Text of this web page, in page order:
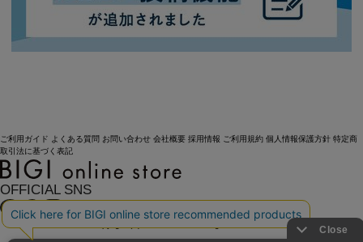
ご利用ガイド よくある質問 お問い合わせ 会社概要 採用情報 ご利用規約 個人情報保護方針 特定商
取引法に基づく表記
OFFICIAL SNS